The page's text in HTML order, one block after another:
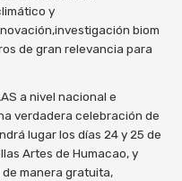
y
biom
de gran relevancia para
a nivel nacional e
verdadera celebración de
lugar los días 24 y 25 de
Artes de Humacao, y
manera gratuita,